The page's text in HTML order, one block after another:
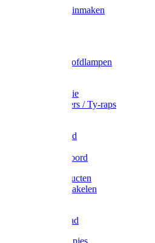
Wecken & inmaken
Zak- & Hoofdlampen
Tape en folie
Kabelbinders / Ty-raps
Metselkoord
Elastisch koord
Afdekproducten
Heffen en takelen
Waslijndraad
Simplexknipjes